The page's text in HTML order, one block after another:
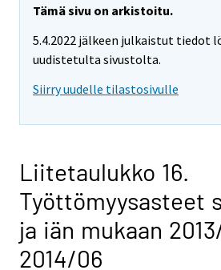
Tämä sivu on arkistoitu.
5.4.2022 jälkeen julkaistut tiedot
uudistetulta sivustolta.
Siirry uudelle tilastosivulle
Liitetaulukko 16.
Työttömyysasteet
ja iän mukaan
2014/06